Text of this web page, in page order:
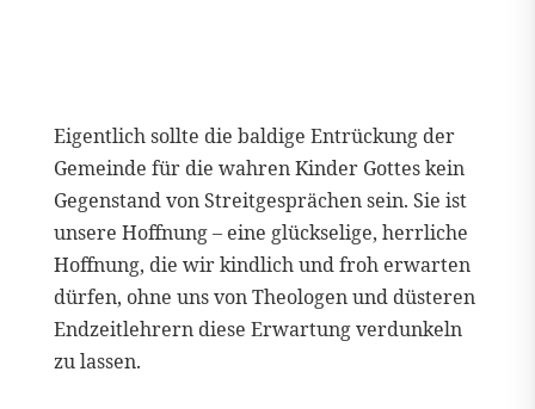
Eigentlich sollte die baldige Entrückung der
Gemeinde für die wahren Kinder Gottes kein
Gegenstand von Streitgesprächen sein. Sie ist
unsere Hoffnung – eine glückselige, herrliche
Hoffnung, die wir kindlich und froh erwarten
dürfen, ohne uns von Theologen und düsteren
Endzeitlehrern diese Erwartung verdunkeln
zu lassen.